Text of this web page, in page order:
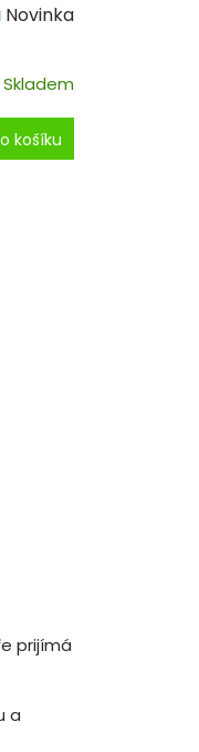
Novinka
Skladem
košíku
prijímá
a